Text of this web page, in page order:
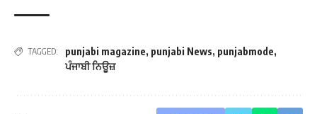
TAGGED: punjabi magazine, punjabi News, punjabmode,
ਪੰਜਾਬੀ ਨਿਊਜ਼